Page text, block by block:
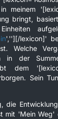
meinem
bringt,
Einheiten
',''][/lexicon]'
Welche
in der
dem
Sein
die
mit 'Mein Weg'